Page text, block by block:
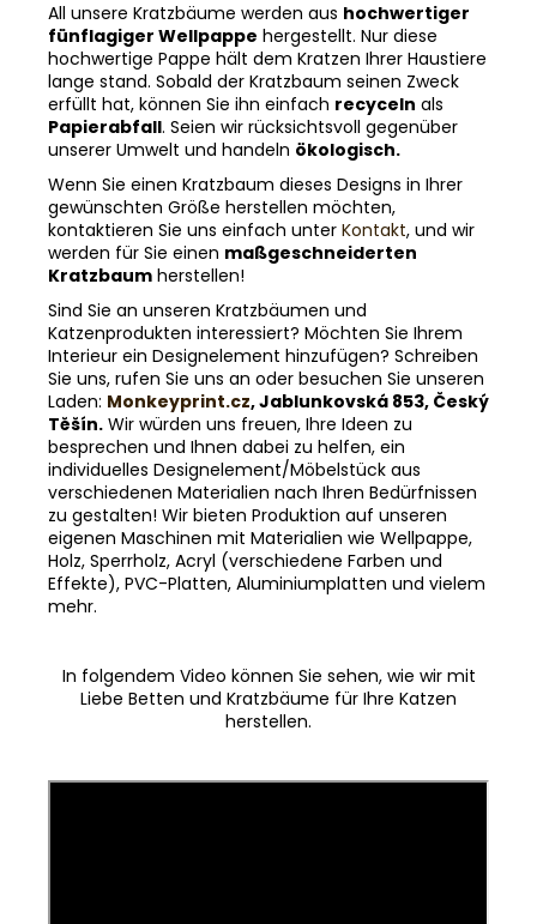
All unsere Kratzbäume werden aus hochwertiger
fünflagiger Wellpappe hergestellt. Nur diese
hochwertige Pappe hält dem Kratzen Ihrer Haustiere
lange stand. Sobald der Kratzbaum seinen Zweck
erfüllt hat, können Sie ihn einfach recyceln als
Papierabfall. Seien wir rücksichtsvoll gegenüber
unserer Umwelt und handeln ökologisch.
Wenn Sie einen Kratzbaum dieses Designs in Ihrer
gewünschten Größe herstellen möchten,
kontaktieren Sie uns einfach unter Kontakt, und wir
werden für Sie einen maßgeschneiderten
Kratzbaum herstellen!
Sind Sie an unseren Kratzbäumen und
Katzenprodukten interessiert? Möchten Sie Ihrem
Interieur ein Designelement hinzufügen? Schreiben
Sie uns, rufen Sie uns an oder besuchen Sie unseren
Laden: Monkeyprint.cz, Jablunkovská 853, Český
Těšín. Wir würden uns freuen, Ihre Ideen zu
besprechen und Ihnen dabei zu helfen, ein
individuelles Designelement/Möbelstück aus
verschiedenen Materialien nach Ihren Bedürfnissen
zu gestalten! Wir bieten Produktion auf unseren
eigenen Maschinen mit Materialien wie Wellpappe,
Holz, Sperrholz, Acryl (verschiedene Farben und
Effekte), PVC-Platten, Aluminiumplatten und vielem
mehr.
In folgendem Video können Sie sehen, wie wir mit
Liebe Betten und Kratzbäume für Ihre Katzen
herstellen.